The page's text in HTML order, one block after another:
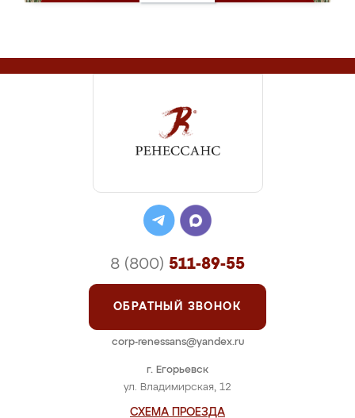
г. Егорьевск
ул. Владимирская, 12
СХЕМА ПРОЕЗДА
8 (800) 511-89-55
ОБРАТНЫЙ ЗВОНОК
corp-renessans@yandex.ru